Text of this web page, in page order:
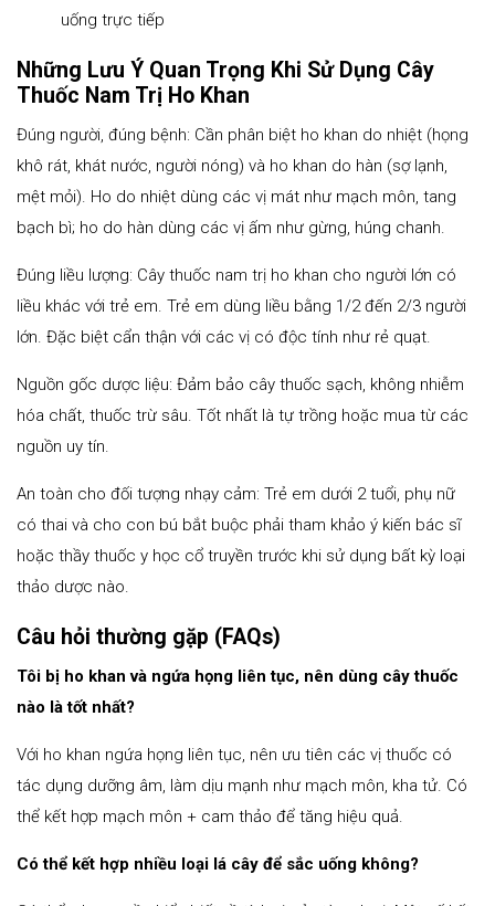
uống trực tiếp
Những Lưu Ý Quan Trọng Khi Sử Dụng Cây
Thuốc Nam Trị Ho Khan
Đúng người, đúng bệnh: Cần phân biệt ho khan do nhiệt (họng
khô rát, khát nước, người nóng) và ho khan do hàn (sợ lạnh,
mệt mỏi). Ho do nhiệt dùng các vị mát như mạch môn, tang
bạch bì; ho do hàn dùng các vị ấm như gừng, húng chanh.
Đúng liều lượng: Cây thuốc nam trị ho khan cho người lớn có
liều khác với trẻ em. Trẻ em dùng liều bằng 1/2 đến 2/3 người
lớn. Đặc biệt cẩn thận với các vị có độc tính như rẻ quạt.
Nguồn gốc dược liệu: Đảm bảo cây thuốc sạch, không nhiễm
hóa chất, thuốc trừ sâu. Tốt nhất là tự trồng hoặc mua từ các
nguồn uy tín.
An toàn cho đối tượng nhạy cảm: Trẻ em dưới 2 tuổi, phụ nữ
có thai và cho con bú bắt buộc phải tham khảo ý kiến bác sĩ
hoặc thầy thuốc y học cổ truyền trước khi sử dụng bất kỳ loại
thảo dược nào.
Câu hỏi thường gặp (FAQs)
Tôi bị ho khan và ngứa họng liên tục, nên dùng cây thuốc
nào là tốt nhất?
Với ho khan ngứa họng liên tục, nên ưu tiên các vị thuốc có
tác dụng dưỡng âm, làm dịu mạnh như mạch môn, kha tử. Có
thể kết hợp mạch môn + cam thảo để tăng hiệu quả.
Có thể kết hợp nhiều loại lá cây để sắc uống không?